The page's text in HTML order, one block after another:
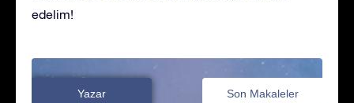
edelim!
Yazar Son Makaleler